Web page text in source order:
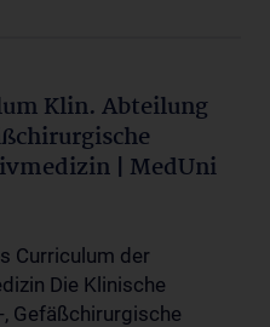
Klin. Abteilung
| MedUni
Curriculum der
Die Klinische
Gefäßchirurgische